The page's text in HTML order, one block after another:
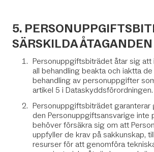
5.
SÄRSKILDA ÅTAGANDEN
Personuppgiftsbiträdet åtar sig att
all behandling beakta och iaktta
behandling av personuppgifter
artikel 5 i Dataskyddsförordningen.
Personuppgiftsbiträdet garanterar
den Personuppgiftsansvarige inte
behöver försäkra sig om att
uppfyller de krav på sakkunskap,
resurser för att genomföra